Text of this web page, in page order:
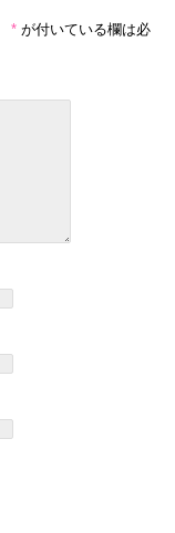
* が付いている欄は必